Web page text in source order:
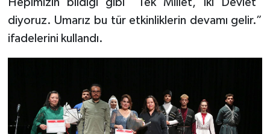
Hepimizin bildiği gibi “Tek Millet, İki Devlet”
diyoruz. Umarız bu tür etkinliklerin devamı gelir.”
ifadelerini kullandı.